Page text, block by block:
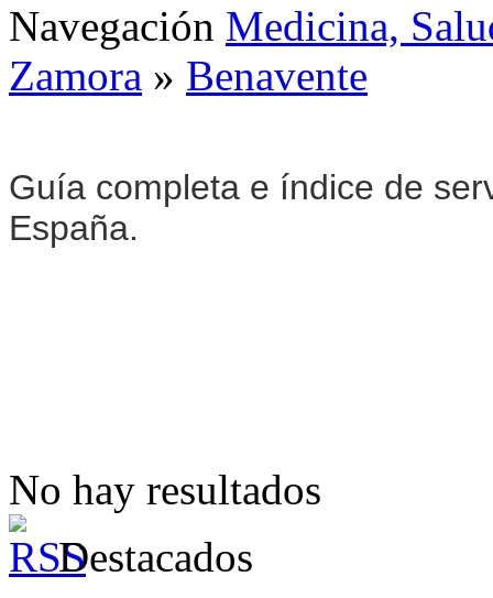
Navegación Medicina,
Zamora » Benavente
Guía completa e índice de
España.
No hay resultados
Destacados